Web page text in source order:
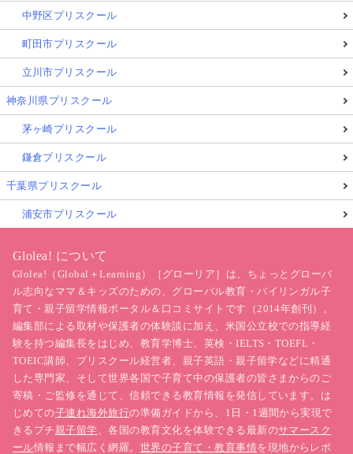
中野区プリスクール
町田市プリスクール
立川市プリスクール
神奈川県プリスクール
茅ヶ崎プリスクール
鎌倉プリスクール
千葉県プリスクール
浦安市プリスクール
Glolea! について
Glolea!（Global＋Learning）［グローリア］は、ちょっとグローバ
ル志向なママ＆キッズのための、グローバル教育・バイリンガル子
育て・親子留学情報ポータル＆口コミサイトです（2014年創刊）。
編集部による取材や保護者の体験談に加え、米国公立校での指導経
験を持つ編集長をはじめ、教育学博士、英検・IELTS・TOEFL・
TOEIC講師、プリスクール経営者、親子英語・親子留学などに精通
した専門家、そして世界各国で子育て中の保護者の皆さまからのご
寄稿・ご監修を通じて、信頼できる教育情報を発信しています。は
じめての子連れ海外旅行の準備ガイドから、1日・1週間から実現で
きるプチ親子留学、各国の教育文化を体験できる最新のサマースク
ール情報まで幅広く網羅。 世界の子育て・教育事情を現地からレポ